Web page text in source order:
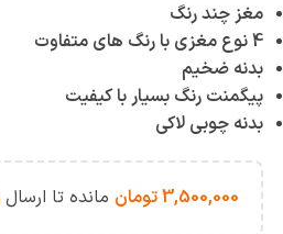
مغز چند رنگ
4 نوع مغزی با رنگ های متفاوت
بدنه ضخیم
پیگمنت رنگ بسیار با کیفیت
بدنه چوبی لاکی
3,500,000تومان مانده تا ارسال